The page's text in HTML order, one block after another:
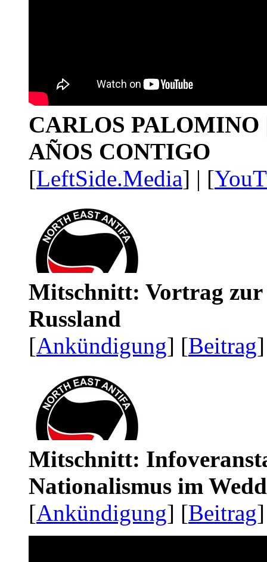
CARLOS PALOMINO
AÑOS CONTIGO
[LeftSide.Media] | [
Mitschnitt: Vortrag zur
Russland
[Ankündigung] [Beitrag
Mitschnitt:
Nationalismus im
[Ankündigung] [Beitrag